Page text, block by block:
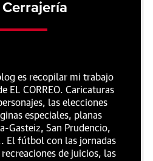
Cerrajería
es recopilar mi trabajo
EL CORREO. Caricaturas
las elecciones
especiales, planas
Gasteiz, San Prudencio,
El fútbol con las jornadas
de juicios, las